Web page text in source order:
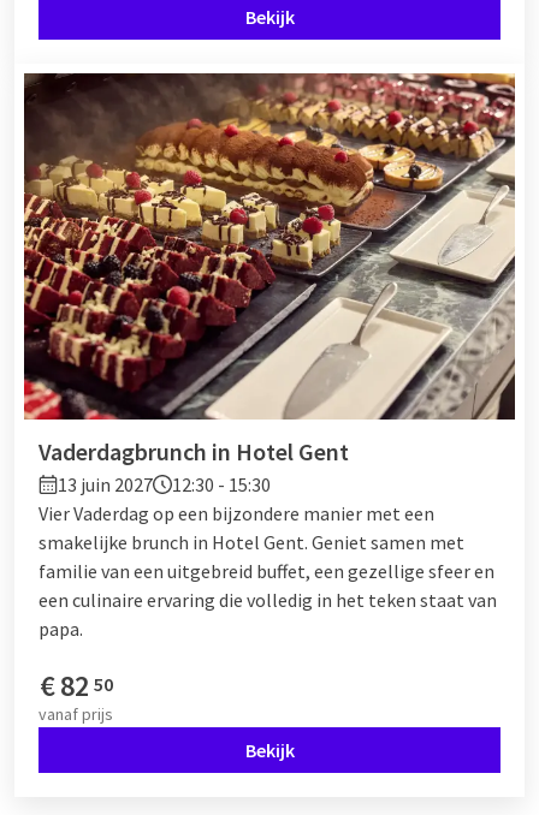
Bekijk
Vaderdagbrunch in Hotel Gent
13 juin 2027
12:30 - 15:30
Vier Vaderdag op een bijzondere manier met een
smakelijke brunch in Hotel Gent. Geniet samen met
familie van een uitgebreid buffet, een gezellige sfeer en
een culinaire ervaring die volledig in het teken staat van
papa.
€82 50
vanafprijs
Bekijk